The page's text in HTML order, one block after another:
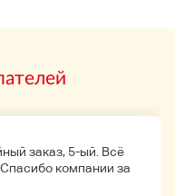
заказ, 5-ый. Всё
компании за